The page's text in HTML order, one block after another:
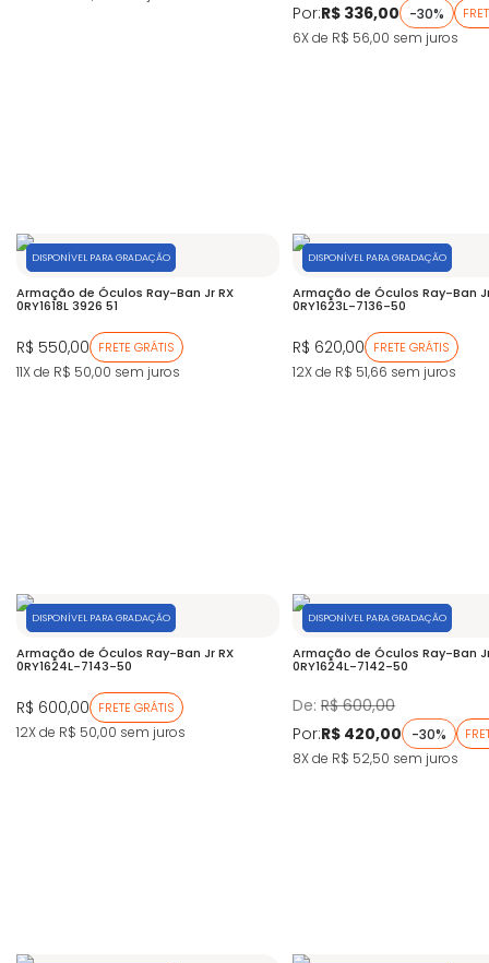
Por:R$ 336,00 -30%
6X de R$ 56,00 sem juros
Armação de Óculos Ray-Ban Jr RX
0RY1618L 3926 51
R$ 550,00 FRETE GRÁTIS
DISPONÍVEL PARA GRADAÇÃO
11X de R$ 50,00 sem juros
Armação de Óculos Ray-Ban
0RY1623L-7136-50
R$ 620,00 FRETE GRÁTIS
DISPONÍVEL PARA GRADAÇÃO
12X de R$ 51,66 sem juros
Armação de Óculos Ray-Ban Jr RX
0RY1624L-7143-50
R$ 600,00 FRETE GRÁTIS
DISPONÍVEL PARA GRADAÇÃO
12X de R$ 50,00 sem juros
Armação de Óculos Ray-Ban
0RY1624L-7142-50
De: R$ 600,00
Por:R$ 420,00 -30%
DISPONÍVEL PARA GRADAÇÃO
8X de R$ 52,50 sem juros